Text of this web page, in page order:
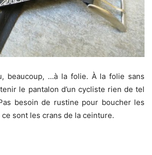
beaucoup, …à la folie. À la folie sans
le pantalon d’un cycliste rien de tel
besoin de rustine pour boucher les
sont les crans de la ceinture.